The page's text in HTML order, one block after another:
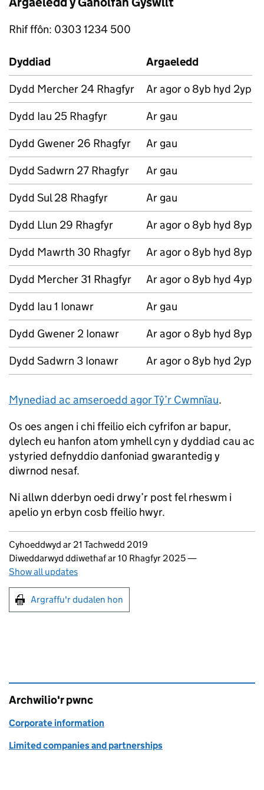
Rhif ffôn: 0303 1234 500
Dyddiad
Argaeledd
Dydd Mercher 24 Rhagfyr
Ar agor o 8yb hyd 2yp
Dydd Iau 25 Rhagfyr
Ar gau
Dydd Gwener 26 Rhagfyr
Ar gau
Dydd Sadwrn 27 Rhagfyr
Ar gau
Dydd Sul 28 Rhagfyr
Ar gau
Dydd Llun 29 Rhagfyr
Ar agor o 8yb hyd 8yp
Dydd Mawrth 30 Rhagfyr
Ar agor o 8yb hyd 8yp
Dydd Mercher 31 Rhagfyr
Ar agor o 8yb hyd 4yp
Dydd Iau 1 Ionawr
Ar gau
Dydd Gwener 2 Ionawr
Ar agor o 8yb hyd 8yp
Dydd Sadwrn 3 Ionawr
Ar agor o 8yb hyd 2yp
Mynediad ac amseroedd agor Tŷ’r Cwmnïau.
Os oes angen i chi ffeilio eich cyfrifon ar bapur,
dylech eu hanfon atom ymhell cyn y dyddiad cau ac
ystyried defnyddio danfoniad gwarantedig y
diwrnod nesaf.
Ni allwn dderbyn oedi drwy’r post fel rheswm i
apelio yn erbyn cosb ffeilio hwyr.
Updates to this page
Cyhoeddwyd ar 21 Tachwedd 2019
Diweddarwyd ddiwethaf ar 10 Rhagfyr 2025—
Show all updates
Argraffu'r dudalen hon
Argraffu'r dudalen hon
Archwilio'r pwnc
Corporate information
Limited companies and partnerships